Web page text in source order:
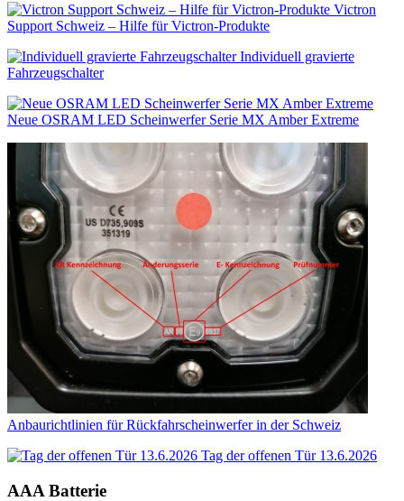
Victron
Support Schweiz – Hilfe für Victron-Produkte
Individuell gravierte
Fahrzeugschalter
Neue OSRAM LED Scheinwerfer Serie MX Amber Extreme
Anbaurichtlinien für Rückfahrscheinwerfer in der Schweiz
Tag der offenen Tür 13.6.2026
AAA Batterie